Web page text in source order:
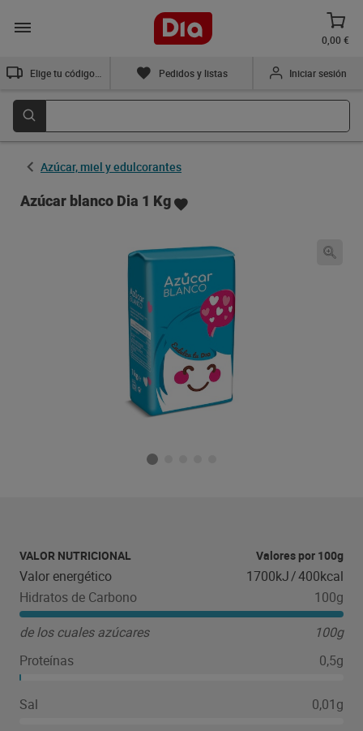
0,00 €
Pedidos y listas Iniciar sesión
Azúcar, miel y edulcorantes
Azúcar blanco Dia 1 Kg
VALOR NUTRICIONAL Valores por 100g
Valor energético 1700kJ/400kcal
Hidratos de Carbono
100g
de los cuales azúcares
100g
Proteínas
0,5g
Sal 0,01g